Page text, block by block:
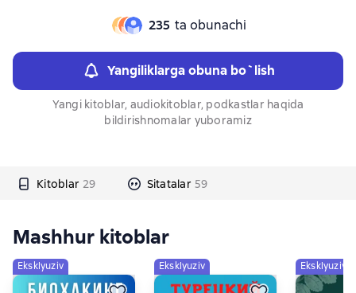
235 ta obunachi
Yangiliklarga obuna bo`lish
Yangi kitoblar, audiokitoblar, podkastlar haqida
bildirishnomalar yuboramiz
Kitoblar 29 Sitatalar 59
Mashhur kitoblar
Eksklyuziv Eksklyuziv Eksklyuziv